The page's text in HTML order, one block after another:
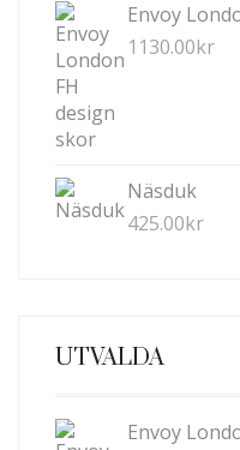
Envoy
1130.00kr
Näsduk
425.00kr
UTVALDA
Envoy